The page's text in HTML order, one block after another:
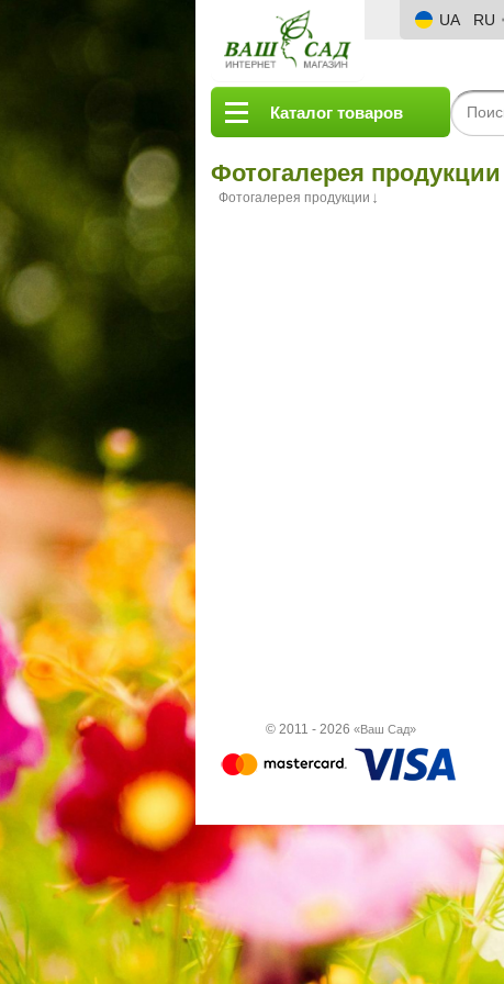
UA RU
Каталог товаров
Фотогалерея продукции
Фотогалерея продукции
© 2011 - 2026 «Ваш Сад»